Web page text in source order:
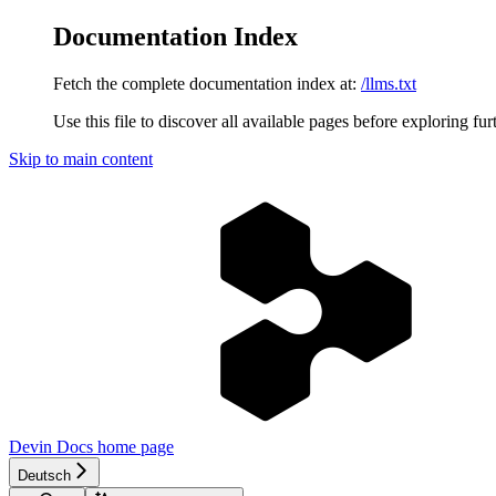
Documentation Index
Fetch the complete documentation index at: /llms.txt
Use this file to discover all available pages before exploring
Skip to main content
Devin Docs home page
Deutsch